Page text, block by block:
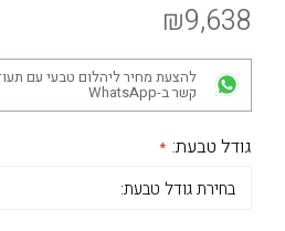
₪9,638
קשר ב-WhatsApp
גודל טבעת: